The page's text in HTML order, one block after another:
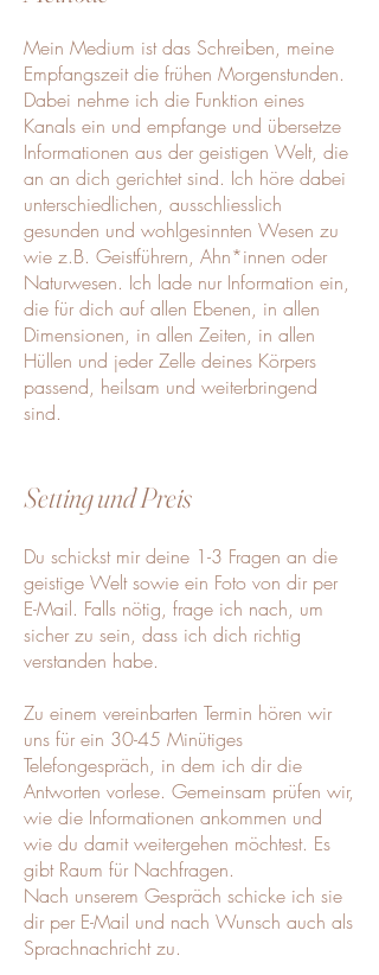
Mein Medium ist das Schreiben, meine
Empfangszeit die frühen Morgenstunden.
Dabei nehme ich die Funktion eines
Kanals ein und empfange und übersetze
Informationen aus der geistigen Welt, die
an an dich gerichtet sind. Ich höre dabei
unterschiedlichen, ausschliesslich
gesunden und wohlgesinnten Wesen zu
wie z.B. Geistführern, Ahn*innen oder
Naturwesen. Ich lade nur Information ein,
die für dich auf allen Ebenen, in allen
Dimensionen, in allen Zeiten, in allen
Hüllen und jeder Zelle deines Körpers
passend, heilsam und weiterbringend
sind.
Setting und Preis
Du schickst mir deine 1-3 Fragen an die
geistige Welt sowie ein Foto von dir per
E-Mail. Falls nötig, frage ich nach, um
sicher zu sein, dass ich dich richtig
verstanden habe.
Zu einem vereinbarten Termin hören wir
uns für ein 30-45 Minütiges
Telefongespräch, in dem ich dir die
Antworten vorlese. Gemeinsam prüfen wir,
wie die Informationen ankommen und
wie du damit weitergehen möchtest. Es
gibt Raum für Nachfragen.
Nach unserem Gespräch schicke ich sie
dir per E-Mail und nach Wunsch auch als
Sprachnachricht zu.